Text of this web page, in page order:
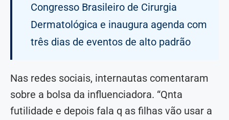
Congresso Brasileiro de Cirurgia
Dermatológica e inaugura agenda com
três dias de eventos de alto padrão
Nas redes sociais, internautas comentaram
sobre a bolsa da influenciadora. “Qnta
futilidade e depois fala q as filhas vão usar a